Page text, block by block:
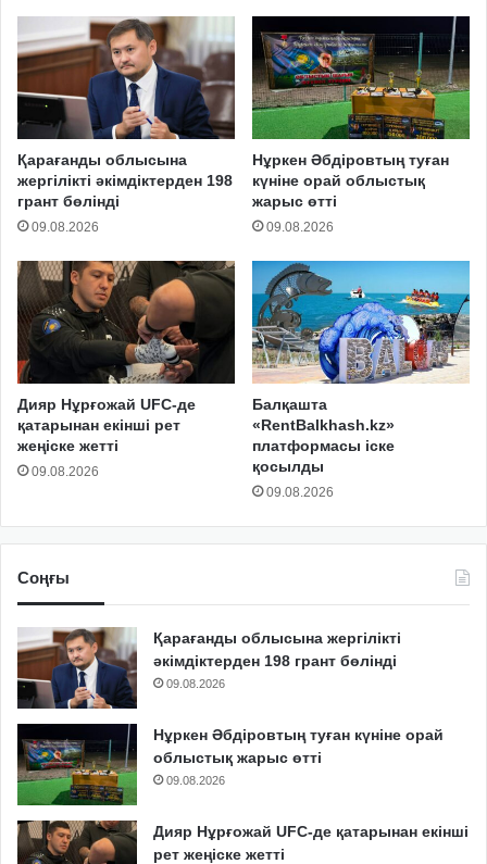
Қарағанды облысына
жергілікті әкімдіктерден 198
грант бөлінді
09.08.2026
Нұркен Әбдіровтың туған
күніне орай облыстық
жарыс өтті
09.08.2026
Дияр Нұрғожай UFC-де
қатарынан екінші рет
жеңіске жетті
09.08.2026
Балқашта
«RentBalkhash.kz»
платформасы іске
қосылды
09.08.2026
Соңғы
Қарағанды облысына жергілікті
әкімдіктерден 198 грант бөлінді
09.08.2026
Нұркен Әбдіровтың туған күніне орай
облыстық жарыс өтті
09.08.2026
Дияр Нұрғожай UFC-де қатарынан екінші
рет жеңіске жетті